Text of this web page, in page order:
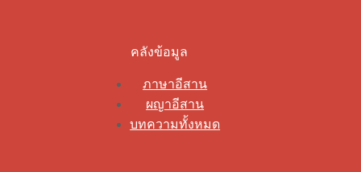
คลังข้อมูล
ภาษาอีสาน
ผญาอีสาน
บทความทั้งหมด